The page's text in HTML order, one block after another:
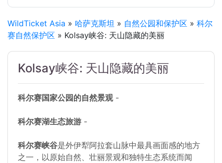
WildTicket Asia » 哈萨克斯坦 » 自然公园和保护区 » 科尔
赛自然保护区 » Kolsay峡谷: 天山隐藏的美丽
Kolsay峡谷: 天山隐藏的美丽
科尔赛国家公园的自然景观-
科尔赛湖生态旅游 -
科尔赛峡谷是外伊犁阿拉套山脉中最具画面感的地方
之一，以原始自然、壮丽景观和独特生态系统而闻